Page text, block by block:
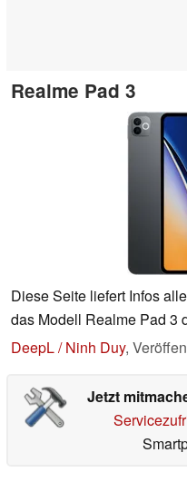
Realme Pad 3
Diese Seite liefert Infos
das Modell Realme Pad 3
DeepL / Ninh Duy,
Jetzt